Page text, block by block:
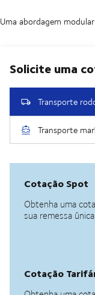
Uma abordagem modular